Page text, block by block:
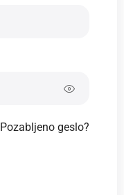
Pozabljeno geslo?